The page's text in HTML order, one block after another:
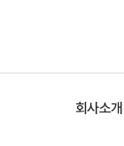
회사소개